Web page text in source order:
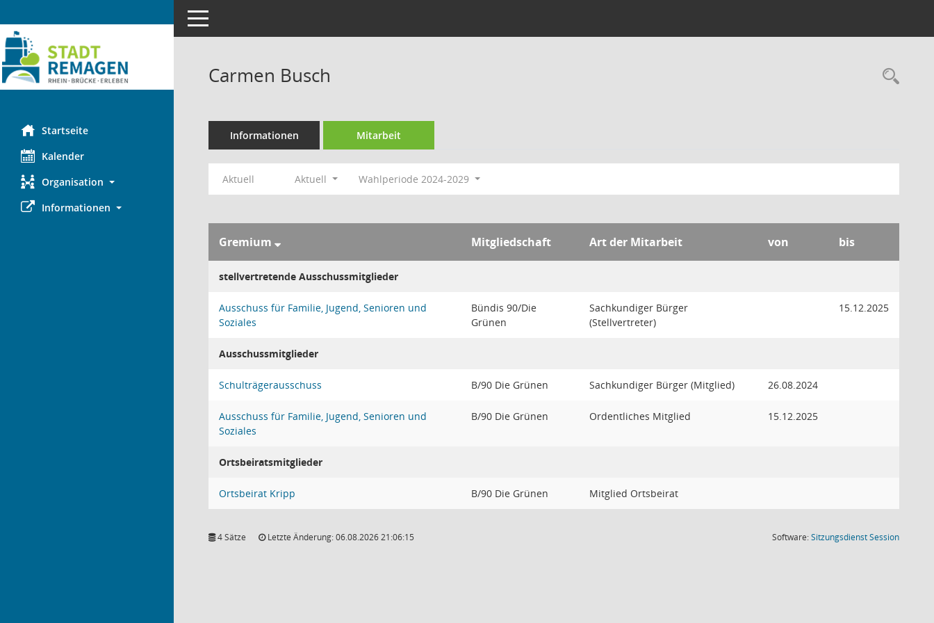
Startseite
Kalender
Organisation
Informationen
Toggle navigation
Carmen Busch
Informationen Mitarbeit
Aktuell Aktuell Wahlperiode 2024-2029
Gremium Mitgliedschaft Art der Mitarbeit von bis
stellvertretende Ausschussmitglieder
Ausschuss für Familie, Jugend, Senioren und
Soziales
Bündis 90/Die
Grünen
Sachkundiger Bürger
(Stellvertreter)
15.12.2025
Ausschussmitglieder
Schulträgerausschuss B/90 Die Grünen Sachkundiger Bürger (Mitglied) 26.08.2024
Ausschuss für Familie, Jugend, Senioren und
Soziales
B/90 Die Grünen Ordentliches Mitglied 15.12.2025
Ortsbeiratsmitglieder
Ortsbeirat Kripp B/90 Die Grünen Mitglied Ortsbeirat
4 Sätze Letzte Änderung: 06.08.2026 21:06:15 Software:SitzungsdienstSession(Wird in